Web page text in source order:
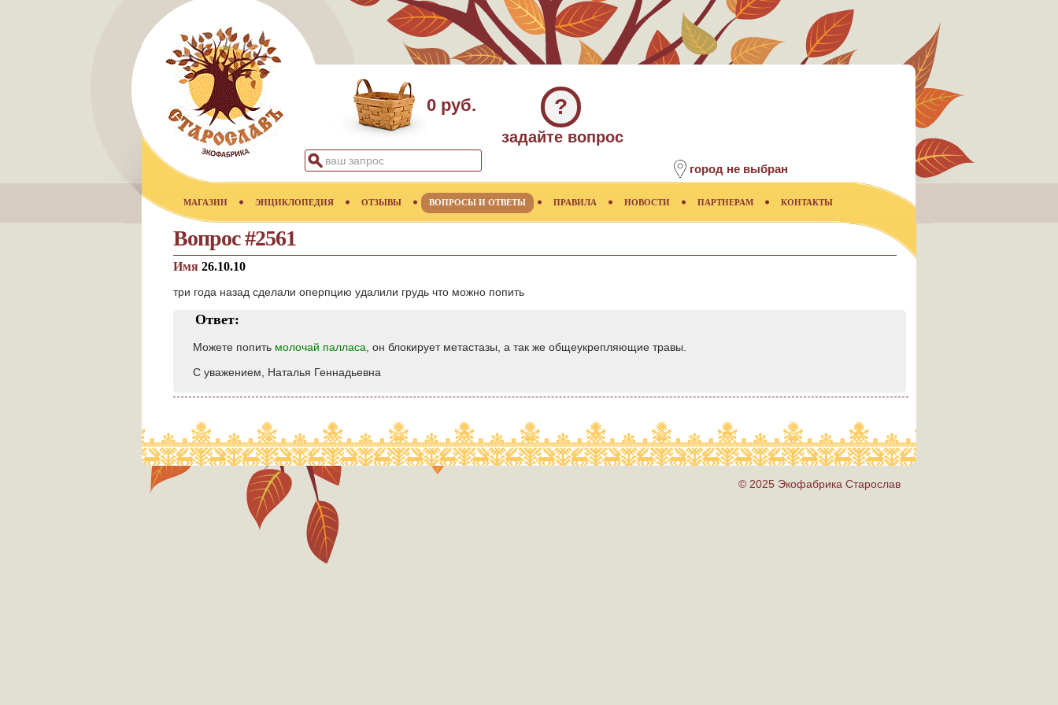
0 руб. ?
задайте вопрос
город не выбран
МАГАЗИН ЭНЦИКЛОПЕДИЯ ОТЗЫВЫ ВОПРОСЫ И ОТВЕТЫ ПРАВИЛА НОВОСТИ ПАРТНЕРАМ КОНТАКТЫ
Вопрос #2561
Имя 26.10.10
три года назад сделали оперпцию удалили грудь что можно попить
Ответ:
Можете попить молочай палласа , он блокирует метастазы, а так же общеукрепляющие травы.
С уважением, Наталья Геннадьевна
© 2025 Экофабрика Старослав